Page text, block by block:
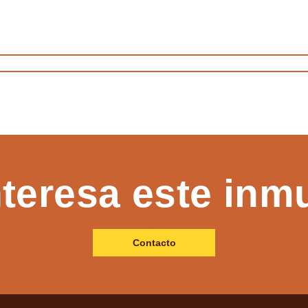
este
Contacto